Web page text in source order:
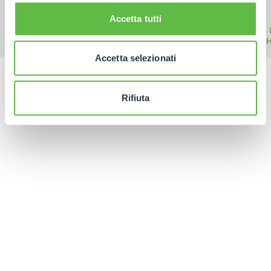
Accetta tutti
Accetta selezionati
Rifiuta
TELEHANDLER
MEDIUM
CAPACITY